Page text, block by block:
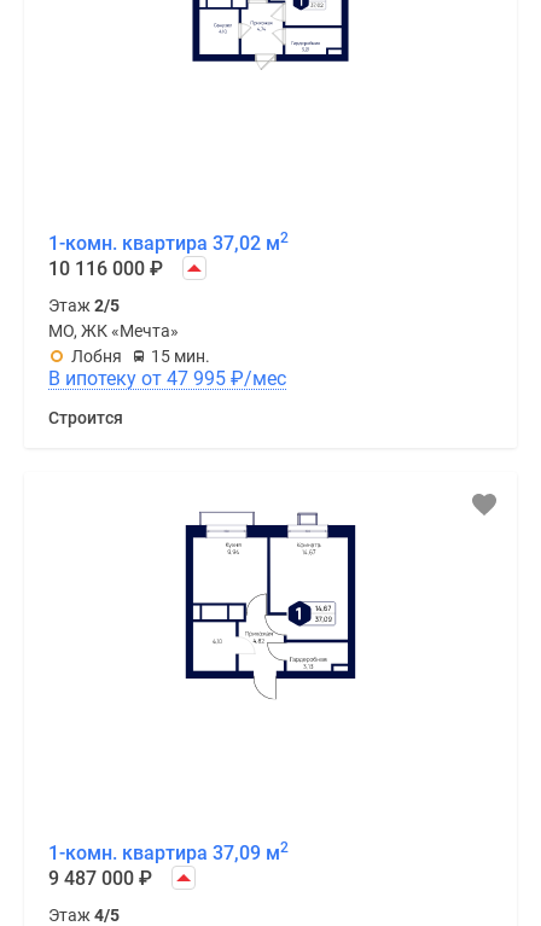
1-комн. квартира 37,02 м2
10 116 000 ₽
Этаж 2/5
МО, ЖК «Мечта»
Лобня
15 мин.
В ипотеку от 47 995 ₽/мес
Строится
1-комн. квартира 37,09 м2
9 487 000 ₽
Этаж 4/5